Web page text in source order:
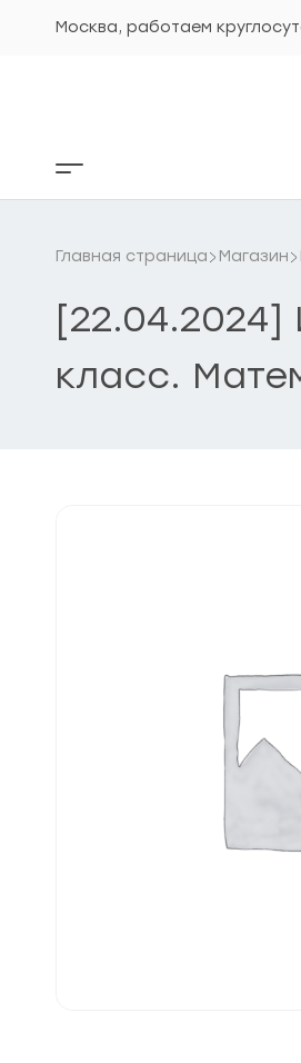
Москва, работаем
Кнопка
бокового
Главная страница Магазин
[22.04.2024]
класс.